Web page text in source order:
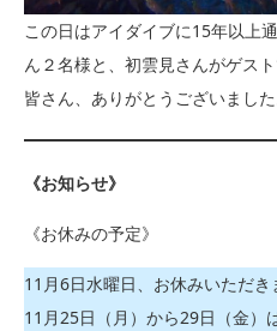
この日はアイダイブに15年以上
ん２名様と、初雲見さんがゲスト
皆さん、ありがとうございました
《お知らせ》
《お休みの予定》
11月6日水曜日、お休みいただき
11月25日（月）から29日（金）